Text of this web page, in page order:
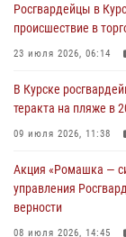
85 владельцев
04 августа 2026, 07:00
297 выездов по
03 августа 2026, 09:46
Росгвардейцы в
происшествие в
23 июля 2026, 06:14
В Курске
теракта на пляже в
09 июля 2026, 11:38
Акция «Ромашка —
управления
верности
08 июля 2026, 14:45